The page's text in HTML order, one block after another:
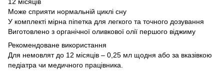
Може сприяти нормальній циклі сну
У комплекті мірна піпетка для легкого та точного дозування
Виготовлено з органічної оливкової олії першого віджиму
Рекомендоване використання
Для немовлят до 12 місяців – 0,25 мл щодня або за вказівкою
педіатра чи медичного працівника.